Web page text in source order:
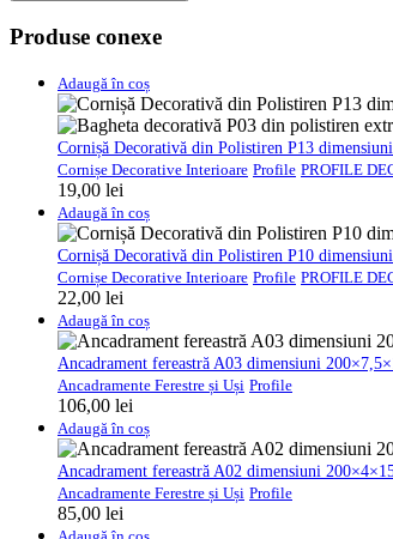
Produse conexe
Adaugă în coș
Cornișă Decorativă din Polistiren P13
Cornișe Decorative Interioare Profile PROFILE
19,00 lei
Adaugă în coș
Cornișă Decorativă din Polistiren P10
Cornișe Decorative Interioare Profile PROFILE
22,00 lei
Adaugă în coș
Ancadrament fereastră A03 dimensiuni
Ancadramente Ferestre și Uși Profile
106,00 lei
Adaugă în coș
Ancadrament fereastră A02 dimensiuni
Ancadramente Ferestre și Uși Profile
85,00 lei